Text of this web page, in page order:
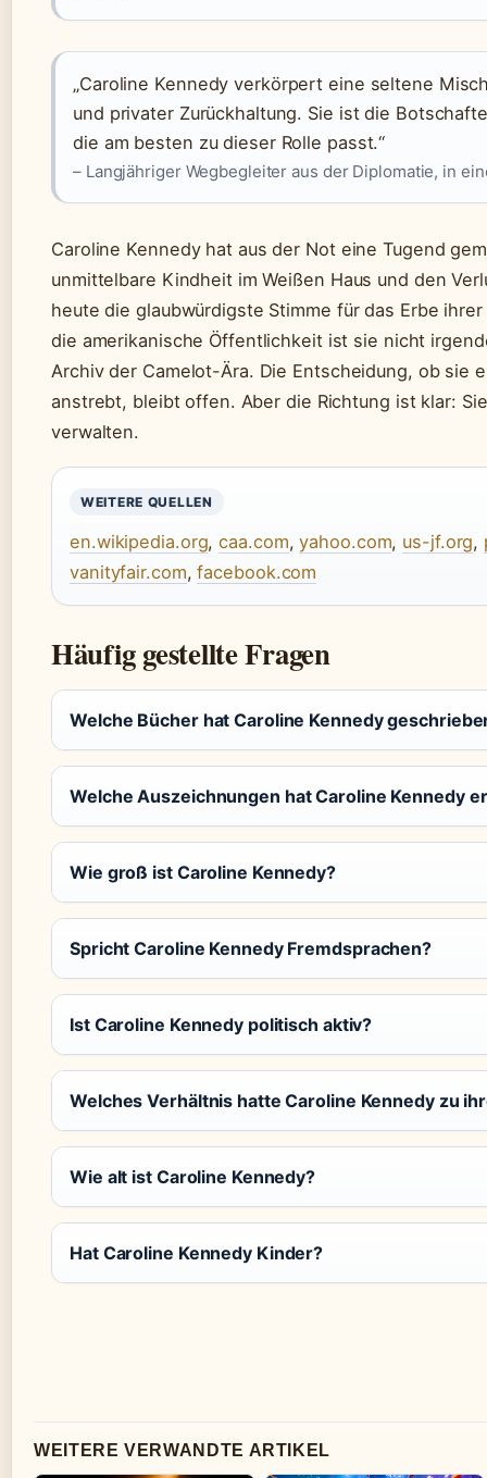
„Caroline Kennedy verkörpert eine seltene
und privater Zurückhaltung. Sie ist die
die am besten zu dieser Rolle passt.“
– Langjähriger Wegbegleiter aus der Diplomatie, in
Caroline Kennedy hat aus der Not eine Tugend
unmittelbare Kindheit im Weißen Haus und den
heute die glaubwürdigste Stimme für das Erbe
die amerikanische Öffentlichkeit ist sie nicht
Archiv der Camelot-Ära. Die Entscheidung, ob sie
anstrebt, bleibt offen. Aber die Richtung ist klar:
verwalten.
WEITERE QUELLEN
en.wikipedia.org,caa.com,yahoo.com, us-jf.org,
vanityfair.com,facebook.com
Häufig gestellte Fragen
Welche Bücher hat Caroline Kennedy
Welche Auszeichnungen hat Caroline Kennedy
Wie groß ist Caroline Kennedy?
Spricht Caroline Kennedy Fremdsprachen?
Ist Caroline Kennedy politisch aktiv?
Welches Verhältnis hatte Caroline Kennedy zu
Wie alt ist Caroline Kennedy?
Hat Caroline Kennedy Kinder?
WEITERE VERWANDTE ARTIKEL